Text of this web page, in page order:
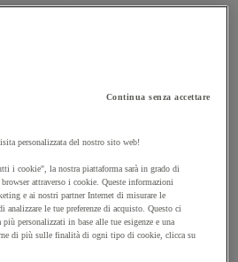
Continua senza accettare
personalizzata del nostro sito web!
i cookie", la nostra piattaforma sarà in grado di
attraverso i cookie. Queste informazioni
e ai nostri partner Internet di misurare le
analizzare le tue preferenze di acquisto. Questo ci
personalizzati in base alle tue esigenze e una
di più sulle finalità di ogni tipo di cookie, clicca su